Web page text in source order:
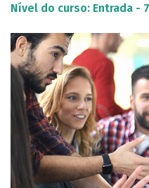
Nível do curso: Entrada -